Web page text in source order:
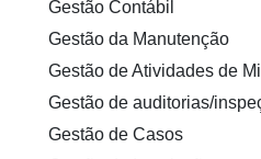
Gestão Contábil
Gestão da Manutenção
Gestão de Atividades de
Gestão de auditorias/
Gestão de Casos